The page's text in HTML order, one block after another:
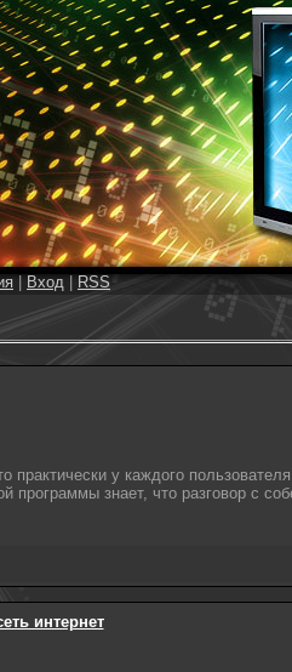
Вход RSS
у каждого пользователя
программы знает, что разговор с
интернет